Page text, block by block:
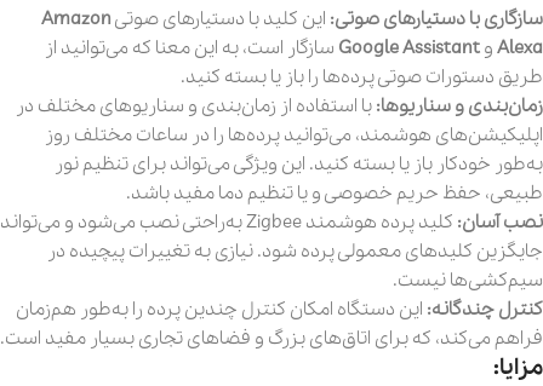
سازگاری با دستیارهای صوتی: این کلید با دستیارهای صوتیAmazon
AlexaوGoogle Assistant سازگار است، به این معنا که می‌توانید از
طریق دستورات صوتی پرده‌ها را باز یا بسته کنید.
زمان‌بندی و سناریوها:با استفاده از زمان‌بندی و سناریوهای مختلف در
اپلیکیشن‌های هوشمند، می‌توانید پرده‌ها را در ساعات مختلف روز
به‌طور خودکار باز یا بسته کنید. این ویژگی می‌تواند برای تنظیم نور
طبیعی، حفظ حریم خصوصی و یا تنظیم دما مفید باشد.
نصب آسان:
کلید پرده هوشمند Zigbee به‌راحتی نصب می‌شود و می‌تواند
جایگزین کلیدهای معمولی پرده شود. نیازی به تغییرات پیچیده در
سیم‌کشی‌ها نیست.
کنترل چندگانه: این دستگاه امکان کنترل چندین پرده را به‌طور هم‌زمان
فراهم می‌کند، که برای اتاق‌های بزرگ و فضاهای تجاری بسیار مفید است.
مزایا: